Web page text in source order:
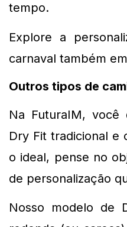
tempo.
Explore a
carnaval também
Outros tipos de
Na FuturaIM,
Dry Fit tradicional e
o ideal, pense no
de personalização
Nosso modelo de